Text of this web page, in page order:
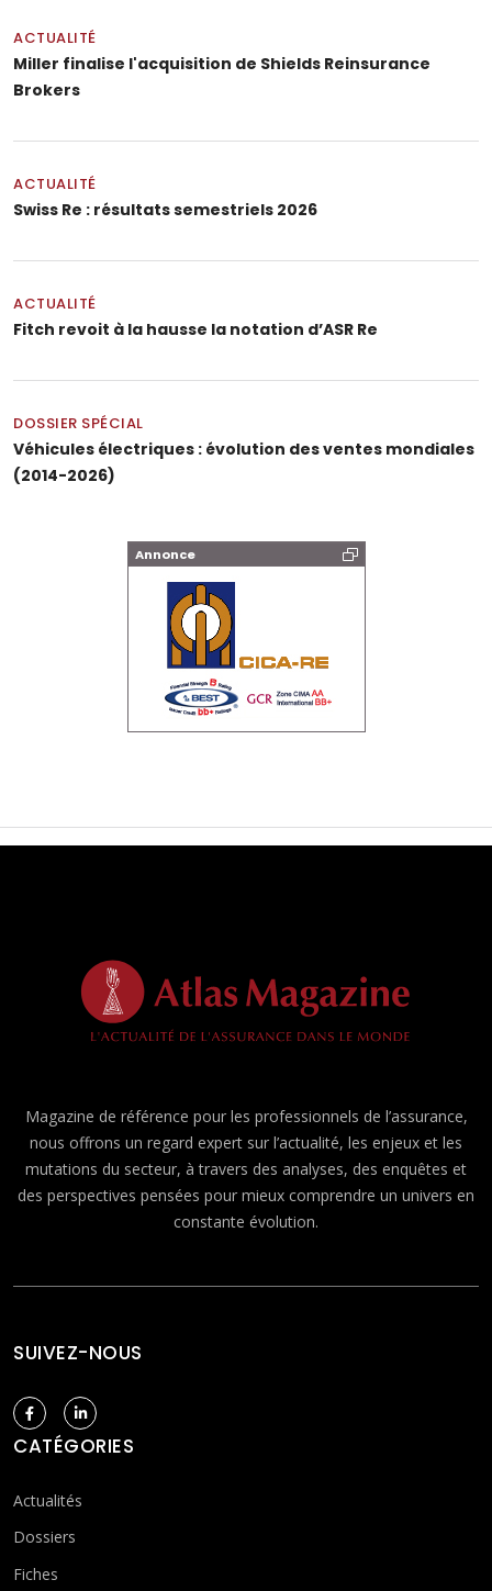
ACTUALITÉ
Miller finalise l'acquisition de Shields Reinsurance
Brokers
ACTUALITÉ
Swiss Re : résultats semestriels 2026
ACTUALITÉ
Fitch revoit à la hausse la notation d’ASR Re
DOSSIER SPÉCIAL
Véhicules électriques : évolution des ventes mondiales
(2014-2026)
Annonce
Magazine de référence pour les professionnels de l’assurance,
nous offrons un regard expert sur l’actualité, les enjeux et les
mutations du secteur, à travers des analyses, des enquêtes et
des perspectives pensées pour mieux comprendre un univers en
constante évolution.
SUIVEZ-NOUS
CATÉGORIES
Actualités
Dossiers
Fiches